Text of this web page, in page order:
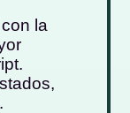
la